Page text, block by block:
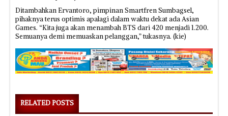
Ditambahkan Ervantoro, pimpinan Smartfren Sumbagsel,
pihaknya terus optimis apalagi dalam waktu dekat ada Asian
Games. “Kita juga akan menambah BTS dari 420 menjadi 1.200.
Semuanya demi memuaskan pelanggan,” tukasnya. (kie)
RELATED POSTS